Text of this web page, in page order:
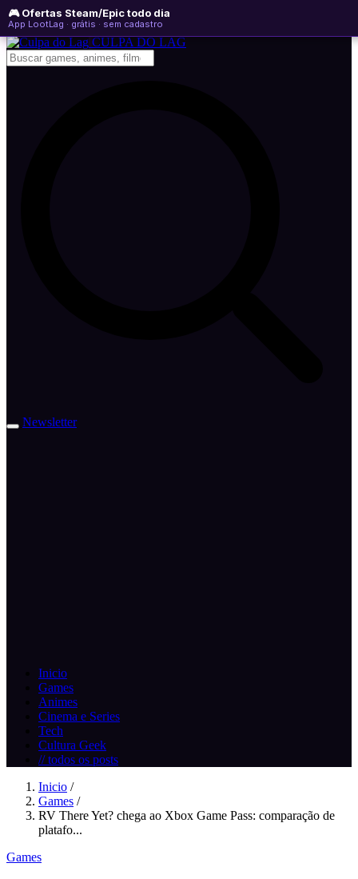
🎮 Ofertas Steam/Epic todo dia
App LootLag · grátis · sem cadastro
sábado, 08 de agosto de 2026 WhatsApp
Newsletter
CULPA DO LAG
Newsletter
Inicio
Games
Animes
Cinema e Series
Tech
Cultura Geek
// todos os posts
Inicio /
Games /
RV There Yet? chega ao Xbox Game Pass: comparação de
platafo...
Games